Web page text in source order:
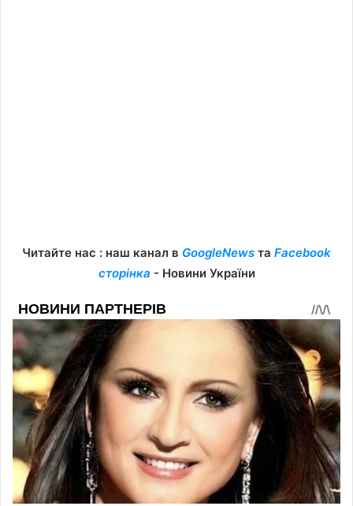
Читайте нас : наш канал в GoogleNews та Facebook
сторінка - Новини України